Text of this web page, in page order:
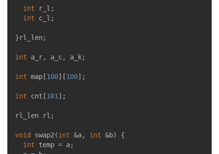
int r_l;
int c_l;
}rl_len;
int a_r, a_c, a_k;
int map[100][100];
int cnt[101 ];
rl_len rl;
void swap2 (int &a, int &b)
{
int temp = a;